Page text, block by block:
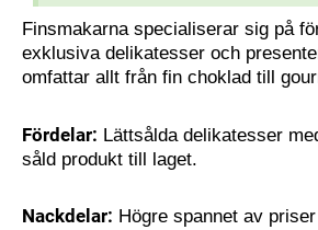
Finsmakarna specialiserar sig på
exklusiva delikatesser och
omfattar allt från fin choklad till
Fördelar: Lättsålda delikatesser
såld produkt till laget.
Nackdelar: Högre spannet av